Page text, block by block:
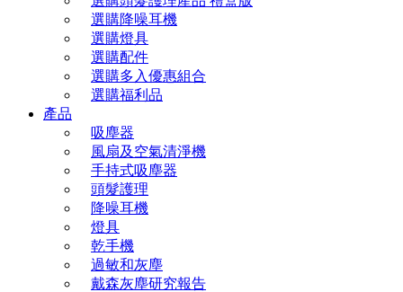
選購降噪耳機
選購燈具
選購配件
選購多入優惠組合
選購福利品
產品
吸塵器
風扇及空氣清淨機
手持式吸塵器
頭髮護理
降噪耳機
燈具
乾手機
過敏和灰塵
戴森灰塵研究報告